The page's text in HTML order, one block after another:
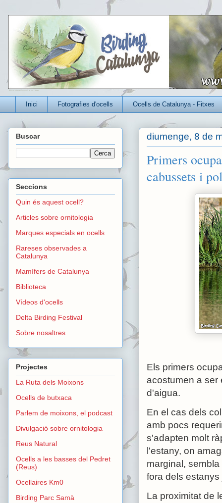
Un blog per conèixer millor els ocells que viuen a Catalunya
Inici Fotografies d'ocells Ocells de Catalunya - Fitxes
diumenge, 8 de
Primers
cabussets i
Els primers
acostumen a ser
d'aigua.
En el cas dels
amb pocs
s'adapten molt
l'estany, on
marginal,
fora dels
La proximitat de
Buscar
Seccions
Quin és aquest ocell?
Articles sobre ornitologia
Marques especials en ocells
Rareses observades a
Catalunya
Mamífers de Catalunya
Biblioteca
Vídeos d'ocells
Delta Birding Festival
Sobre nosaltres
Projectes
La Ruta dels Moixons
Ocells de butxaca
Parlem de moixons, el podcast
Divulgació sobre ornitologia
Reus Natural
Ocells a les basses del Pedret
(Reus)
Ocellaires Km0
Birding Parc Samà